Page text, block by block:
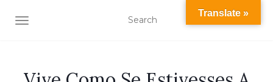
TOGGLE NAVIGATION
Translate »